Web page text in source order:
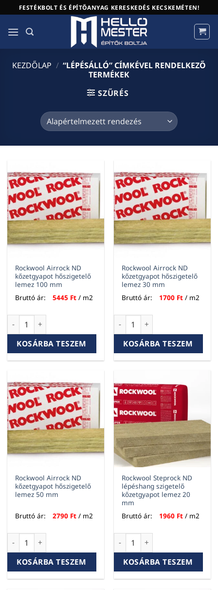
to
content
FESTÉKBOLT ÉS ÉPÍTŐANYAG KERESKEDÉS KECSKEMÉTEN!
KEZDŐLAP / “LÉPÉSÁLLÓ” CÍMKÉVEL RENDELKEZŐ
TERMÉKEK
SZŰRÉS
Rockwool Airrock ND
kőzetgyapot hőszigetelő
lemez 100 mm
Bruttó ár:
5445 Ft / m2
Rockwool Airrock ND kőzetgyapot hőszigetelő lemez 100
KOSÁRBA TESZEM
Rockwool Airrock ND
kőzetgyapot hőszigetelő
lemez 30 mm
Bruttó ár:
1700 Ft / m2
Rockwool Airrock ND
KOSÁRBA TESZEM
Rockwool Airrock ND
kőzetgyapot hőszigetelő
lemez 50 mm
Bruttó ár: 2790 Ft / m2
Rockwool Airrock ND kőzetgyapot hőszigetelő lemez 50
KOSÁRBA TESZEM
Rockwool Steprock ND
lépéshang szigetelő
kőzetgyapot lemez 20
mm
Bruttó ár:
1960 Ft / m2
Rockwool Steprock ND
KOSÁRBA TESZEM